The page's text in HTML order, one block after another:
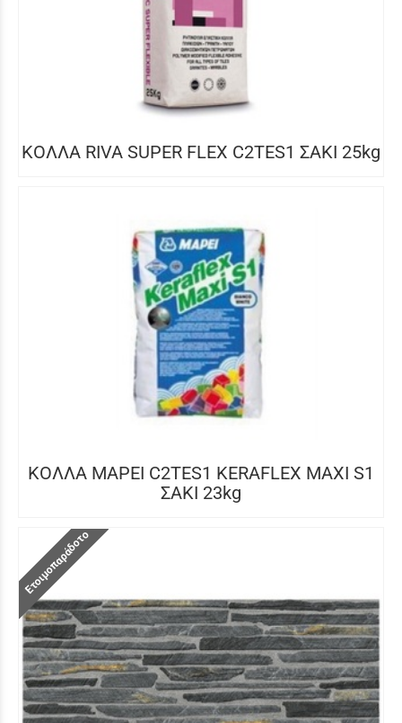
ΚΟΛΛΑ RIVA SUPER FLEX C2TES1 ΣΑΚΙ 25kg
ΚΟΛΛΑ MAPEI C2TES1 KERAFLEX MAXI S1
ΣΑΚΙ 23kg
Ετοιμοπαράδοτο